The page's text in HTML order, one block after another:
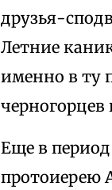
друзья-
Летние
именно в ту
черногорцев
Еще в
протоиерею